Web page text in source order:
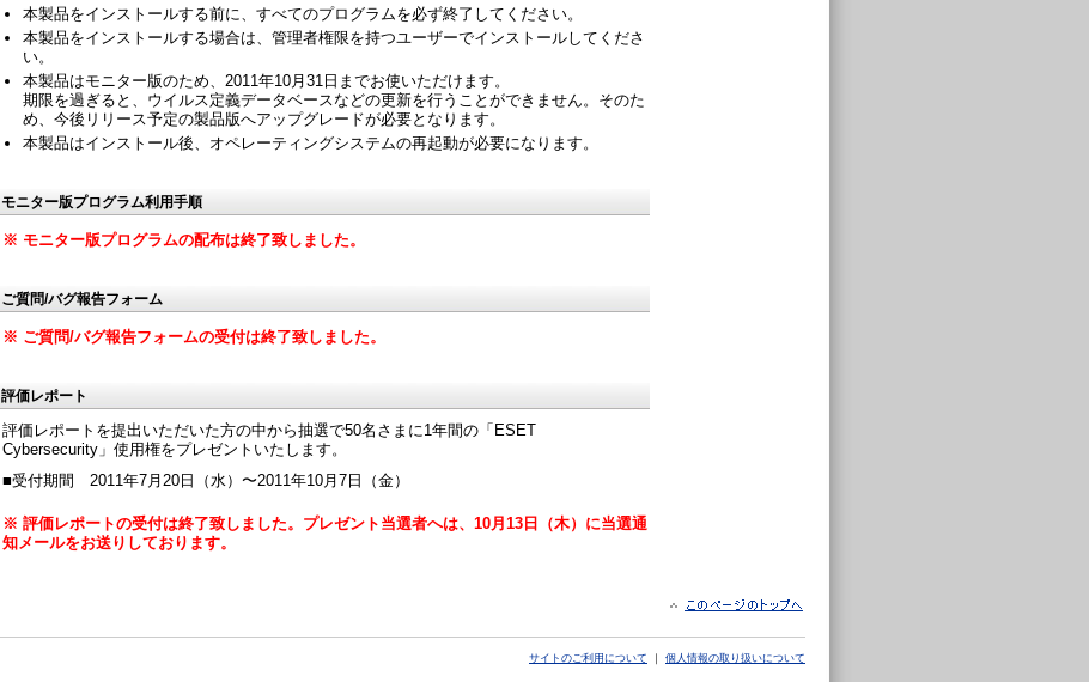
本製品をインストールする前に、すべてのプログラムを必ず終了してください。
本製品をインストールする場合は、管理者権限を持つユーザーでインストールしてくださ
い。
本製品はモニター版のため、2011年10月31日までお使いただけます。
期限を過ぎると、ウイルス定義データベースなどの更新を行うことができません。そのた
め、今後リリース予定の製品版へアップグレードが必要となります。
本製品はインストール後、オペレーティングシステムの再起動が必要になります。
モニター版プログラム利用手順
※ モニター版プログラムの配布は終了致しました。
ご質問/バグ報告フォーム
※ ご質問/バグ報告フォームの受付は終了致しました。
評価レポート
評価レポートを提出いただいた方の中から抽選で50名さまに1年間の「ESET
Cybersecurity」使用権をプレゼントいたします。
■受付期間 2011年7月20日（水）〜2011年10月7日（金）
※ 評価レポートの受付は終了致しました。プレゼント当選者へは、10月13日（木）に当選通
知メールをお送りしております。
サイトのご利用について ｜ 個人情報の取り扱いについて